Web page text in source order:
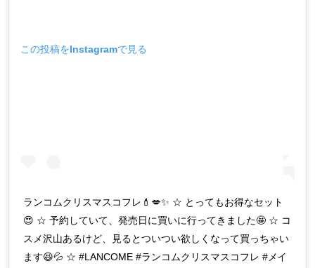
この投稿をInstagramで見る
ランコムクリスマスコフレ💄💋✨ ☆ とってもお得なセット
😍 ☆ 予約していて、発売日に買いに行ってきました🤩 ☆ コ
スメ沢山あるけど、見るとついつい欲しくなって買っちゃい
ます😆💦 ☆ #LANCOME #ランコムクリスマスコフレ #メイ